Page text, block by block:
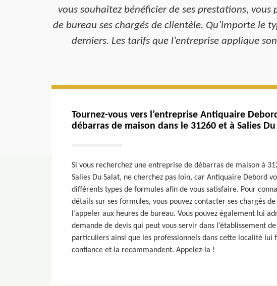
vous souhaitez bénéficier de ses prestations,
de bureau ses chargés de clientèle. Qu’importe le
derniers. Les tarifs que l’entreprise applique
Tournez-vous vers l’entreprise Antiquaire
débarras de maison dans le 31260 et à Salies
Si vous recherchez une entreprise de débarras de maison à
Salies Du Salat, ne cherchez pas loin, car Antiquaire Debord
différents types de formules afin de vous satisfaire. Pour
détails sur ses formules, vous pouvez contacter ses chargés
l’appeler aux heures de bureau. Vous pouvez également lui
demande de devis qui peut vous servir dans l’établissement
particuliers ainsi que les professionnels dans cette localité lui
confiance et la recommandent. Appelez-la !